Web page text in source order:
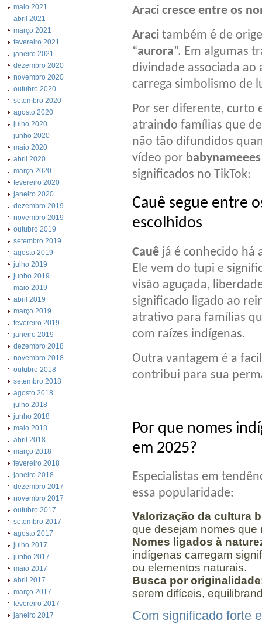
maio 2021
abril 2021
março 2021
fevereiro 2021
janeiro 2021
dezembro 2020
novembro 2020
outubro 2020
setembro 2020
agosto 2020
julho 2020
junho 2020
maio 2020
abril 2020
março 2020
fevereiro 2020
janeiro 2020
dezembro 2019
novembro 2019
outubro 2019
setembro 2019
agosto 2019
julho 2019
junho 2019
maio 2019
abril 2019
março 2019
fevereiro 2019
janeiro 2019
dezembro 2018
novembro 2018
outubro 2018
setembro 2018
agosto 2018
julho 2018
junho 2018
maio 2018
abril 2018
março 2018
fevereiro 2018
janeiro 2018
dezembro 2017
novembro 2017
outubro 2017
setembro 2017
agosto 2017
julho 2017
junho 2017
maio 2017
abril 2017
março 2017
fevereiro 2017
janeiro 2017
Araci cresce entre os
Araci também é de
“aurora”. Em algumas
divindade associada ao
carrega simbolismo de
Por ser diferente, curto
atraindo famílias que
não tão difundidos
vídeo por
significados no TikTok:
Cauê segue entre
escolhidos
Cauê já é conhecido há
Ele vem do tupi e
visão aguçada,
significado ligado ao
atrativo para famílias
com raízes indígenas.
Outra vantagem é a
contribui para sua
Por que nomes
em 2025?
Especialistas em
essa popularidade:
Valorização da cultura
que desejam nomes que
Nomes ligados à
indígenas carregam
ou elementos naturais.
Busca por originalidade
serem difíceis,
Com significado forte